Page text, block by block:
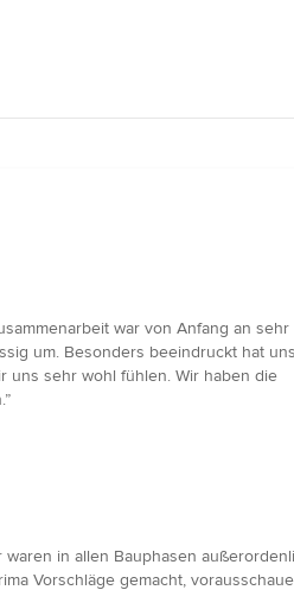
war von Anfang an sehr
um. Besonders beeindruckt hat
uns sehr wohl fühlen. Wir haben die
in allen Bauphasen
Vorschläge gemacht,